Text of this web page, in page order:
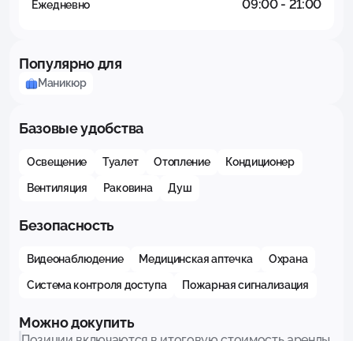
Ежедневно 09:00 - 21:00
Популярно для
Маникюр
Базовые удобства
Освещение Туалет Отопление Кондиционер
Вентиляция Раковина Душ
Безопасность
Видеонаблюдение Медицинская аптечка Охрана
Система контроля доступа Пожарная сигнализация
Можно докупить